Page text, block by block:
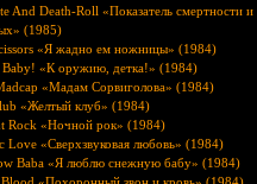
And Death-Roll «Показатель смертности и
(1985)
«Я жадно ем ножницы» (1984)
Baby! «К оружию, детка!» (1984)
«Мадам Сорвиголова» (1984)
«Желтый клуб» (1984)
Rock «Ночной рок» (1984)
Love «Сверхзвуковая любовь» (1984)
Baba «Я люблю снежную бабу» (1984)